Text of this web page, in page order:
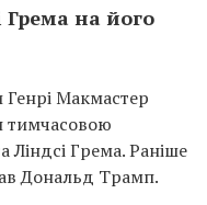
Грема на його
Генрі Макмастер
тимчасовою
Ліндсі Грема. Раніше
Дональд Трамп.